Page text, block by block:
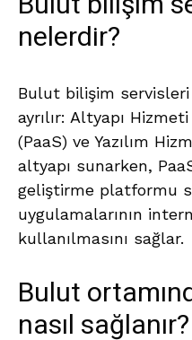
nelerdir?
Bulut bilişim
ayrılır: Altyapı
(PaaS) ve Yazılım
altyapı sunarken,
geliştirme platformu
uygulamalarının
kullanılmasını sağlar.
Bulut
nasıl sağlanır?